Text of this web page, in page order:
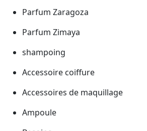
Parfum Zaragoza
Parfum Zimaya
shampoing
Accessoire coiffure
Accessoires de maquillage
Ampoule